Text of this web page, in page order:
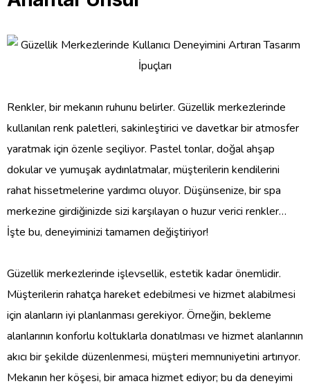
Renkler, bir mekanın ruhunu belirler. Güzellik merkezlerinde
kullanılan renk paletleri, sakinleştirici ve davetkar bir atmosfer
yaratmak için özenle seçiliyor. Pastel tonlar, doğal ahşap
dokular ve yumuşak aydınlatmalar, müşterilerin kendilerini
rahat hissetmelerine yardımcı oluyor. Düşünsenize, bir spa
merkezine girdiğinizde sizi karşılayan o huzur verici renkler…
İşte bu, deneyiminizi tamamen değiştiriyor!
Güzellik merkezlerinde işlevsellik, estetik kadar önemlidir.
Müşterilerin rahatça hareket edebilmesi ve hizmet alabilmesi
için alanların iyi planlanması gerekiyor. Örneğin, bekleme
alanlarının konforlu koltuklarla donatılması ve hizmet alanlarının
akıcı bir şekilde düzenlenmesi, müşteri memnuniyetini artırıyor.
Mekanın her köşesi, bir amaca hizmet ediyor; bu da deneyimi